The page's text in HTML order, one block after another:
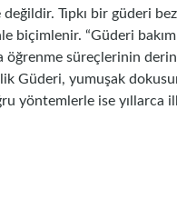
Tıpkı bir güderi
“Güderi bakımı
süreçlerinin
Güderi, yumuşak
yöntemlerle ise yıllarca